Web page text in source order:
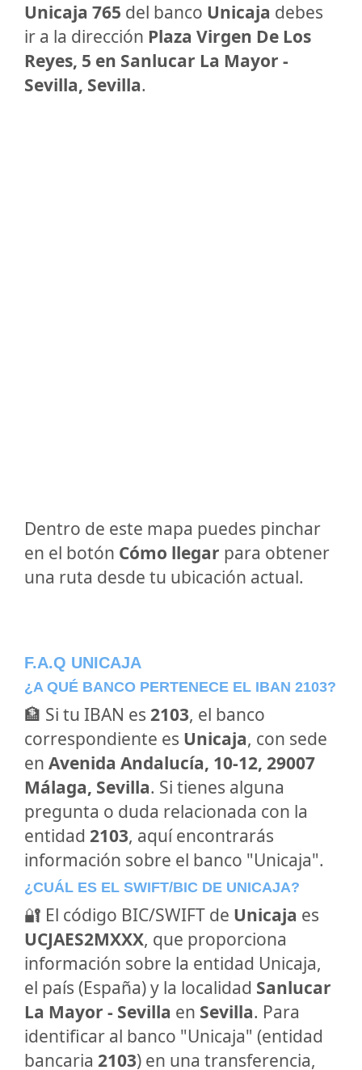
Unicaja 765 del banco Unicaja debes
ir a la dirección Plaza Virgen De Los
Reyes, 5 en Sanlucar La Mayor -
Sevilla, Sevilla.
Dentro de este mapa puedes pinchar
en el botón Cómo llegar para obtener
una ruta desde tu ubicación actual.
F.A.Q UNICAJA
¿A QUÉ BANCO PERTENECE EL IBAN 2103?
🏦 Si tu IBAN es 2103, el banco
correspondiente es Unicaja, con sede
en Avenida Andalucía, 10-12, 29007
Málaga, Sevilla. Si tienes alguna
pregunta o duda relacionada con la
entidad 2103, aquí encontrarás
información sobre el banco "Unicaja".
¿CUÁL ES EL SWIFT/BIC DE UNICAJA?
🔐 El código BIC/SWIFT de Unicaja es
UCJAES2MXXX, que proporciona
información sobre la entidad Unicaja,
el país (España) y la localidad Sanlucar
La Mayor - Sevilla en Sevilla. Para
identificar al banco "Unicaja" (entidad
bancaria 2103) en una transferencia,